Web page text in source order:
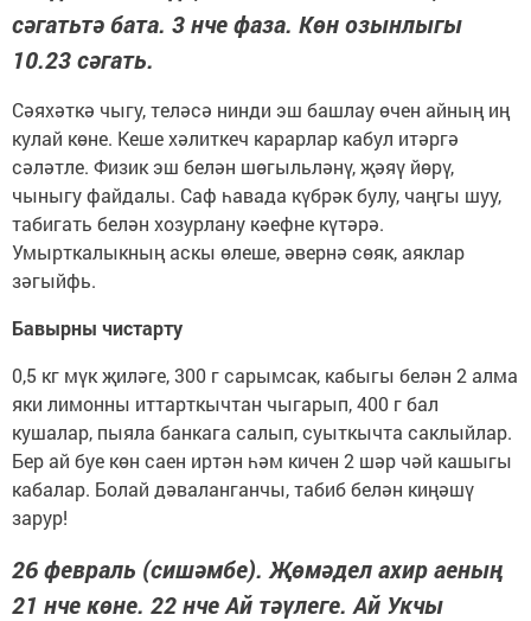
сәгатьтә бата. 3 нче фаза. Көн озынлыгы
10.23 сәгать.
Сәяхәткә чыгу, теләсә нинди эш башлау өчен айның иң
кулай көне. Кеше хәлиткеч карарлар кабул итәргә
сәләтле. Физик эш белән шөгыльләнү, җәяү йөрү,
чыныгу файдалы. Саф һавада күбрәк булу, чаңгы шуу,
табигать белән хозурлану кәефне күтәрә.
Умырткалыкның аскы өлеше, әвернә сөяк, аяклар
зәгыйфь.
Бавырны чистарту
0,5 кг мүк җиләге, 300 г сарымсак, кабыгы белән 2 алма
яки лимонны иттарткычтан чыгарып, 400 г бал
кушалар, пыяла банкага салып, суыткычта сак­лыйлар.
Бер ай буе көн саен иртән һәм кичен 2 шәр чәй кашыгы
кабалар. Болай дәваланганчы, табиб белән киңәшү
зарур!
26 февраль (сишәмбе). Җөмәдел ахир аеның
21 нче көне. 22 нче Ай тәүлеге. Ай Укчы